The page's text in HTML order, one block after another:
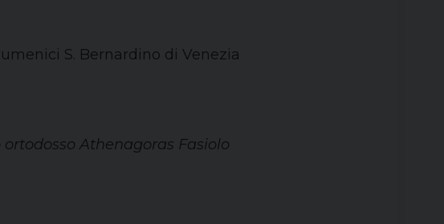
S. Bernardino di Venezia
ortodosso Athenagoras Fasiolo